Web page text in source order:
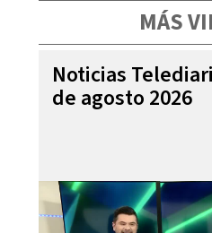
MÁS
Noticias
de agosto 2026